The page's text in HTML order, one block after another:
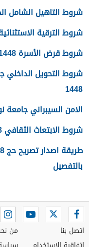
شروط التاهيل الشامل
شروط الترقية
شروط قرض الأسرة 1448
شروط التحويل الداخلي
1448
الامن السيبراني جامعة نورة 1448 الشروط وخطوات
شروط الابتعاث الثقافي 1448
بالتفصيل
اتصل بنا
من